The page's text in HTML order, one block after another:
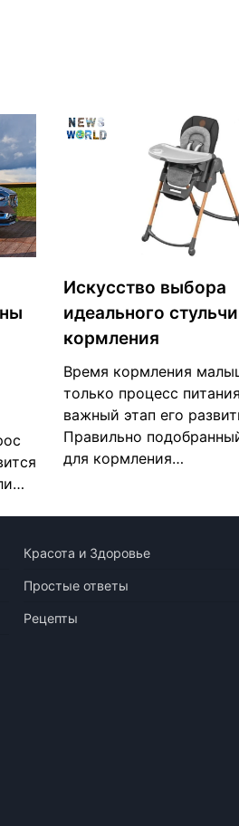
Искусство выбора
идеального
кормления
Время кормления
только процесс
важный этап его
Правильно
для кормления…
Красота и Здоровье
Простые ответы
Рецепты